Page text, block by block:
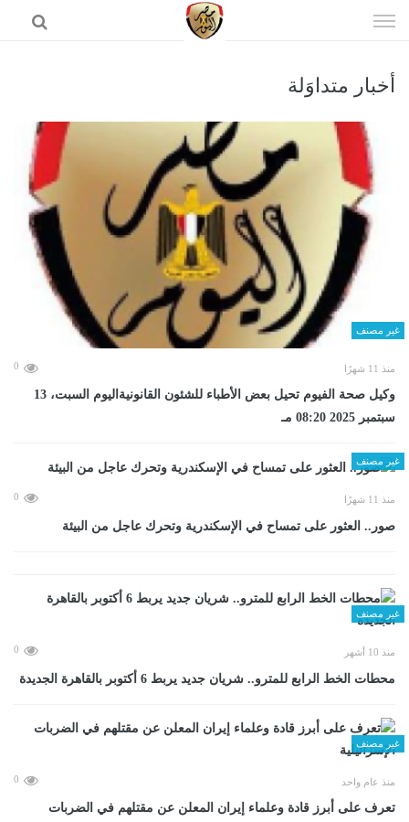
الى
أخبار متداوَلة
غير مصنف
منذ 11 شهرًا 0
وكيل صحة الفيوم تحيل بعض الأطباء للشئون القانونيةاليوم السبت، 13
سبتمبر 2025 08:20 مـ
غير مصنف
منذ 11 شهرًا 0
صور.. العثور على تمساح في الإسكندرية وتحرك عاجل من البيئة
غير مصنف
منذ 10 أشهر 0
محطات الخط الرابع للمترو.. شريان جديد يربط 6 أكتوبر بالقاهرة الجديدة
غير مصنف
منذ عام واحد 0
تعرف على أبرز قادة وعلماء إيران المعلن عن مقتلهم في الضربات